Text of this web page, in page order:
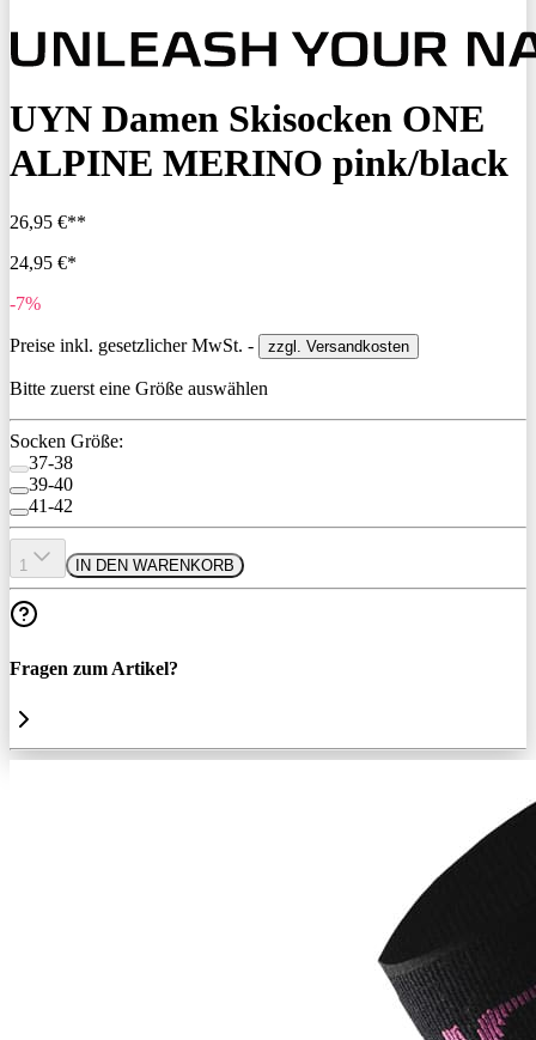
UYN Damen Skisocken ONE
ALPINE MERINO pink/black
26,95 €**
24,95 €*
-7%
Preise inkl. gesetzlicher MwSt. - zzgl. Versandkosten
Bitte zuerst eine Größe auswählen
Socken Größe:
37-38
39-40
41-42
1 IN DEN WARENKORB
Fragen zum Artikel?